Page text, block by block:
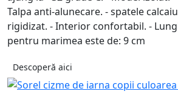
Talpa anti-alunecare. - spatele
rigidizat. - Interior confortabil. -
pentru marimea este de: 9 cm
Descoperă aici